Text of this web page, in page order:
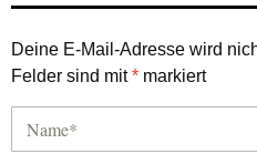
Deine E-Mail-Adresse wird
Felder sind mit* markiert